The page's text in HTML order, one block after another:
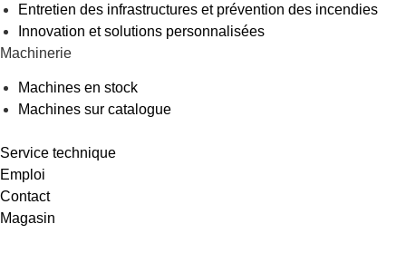
Entretien des infrastructures et prévention des incendies
Innovation et solutions personnalisées
Machinerie
Machines en stock
Machines sur catalogue
Service technique
Emploi
Contact
Magasin